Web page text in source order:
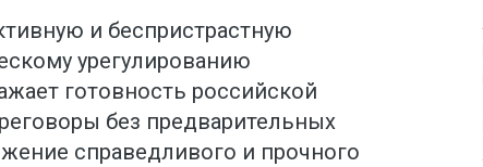
и беспристрастную
урегулированию
готовность российской
без предварительных
справедливого и прочного